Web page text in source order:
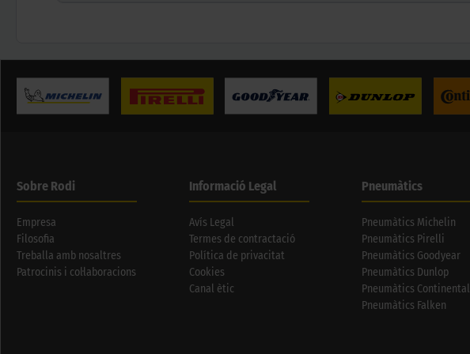
Sobre Rodi
Empresa
Filosofia
Treballa amb nosaltres
Patrocinis i col·laboracions
Informació Legal
Avís Legal
Termes de contractació
Política de privacitat
Cookies
Canal ètic
Pneumàtics
Pneumàtics Michelin
Pneumàtics Pirelli
Pneumàtics Goodyear
Pneumàtics Dunlop
Pneumàtics Continental
Pneumàtics Falken